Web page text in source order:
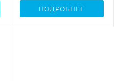
ПОДРОБНЕЕ